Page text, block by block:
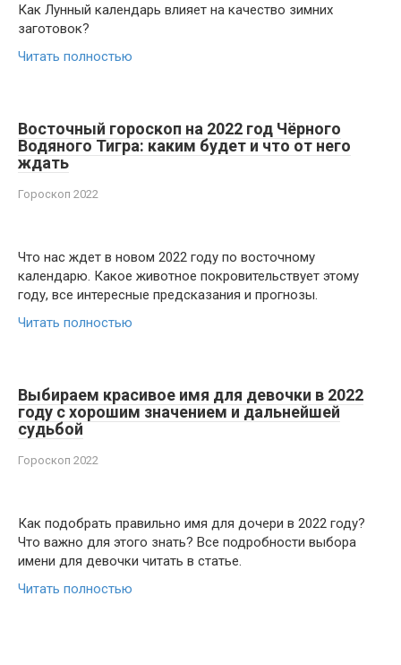
Как Лунный календарь влияет на качество зимних
заготовок?
Читать полностью
Восточный гороскоп на 2022 год Чёрного
Водяного Тигра: каким будет и что от него
ждать
Гороскоп 2022
Что нас ждет в новом 2022 году по восточному
календарю. Какое животное покровительствует этому
году, все интересные предсказания и прогнозы.
Читать полностью
Выбираем красивое имя для девочки в 2022
году с хорошим значением и дальнейшей
судьбой
Гороскоп 2022
Как подобрать правильно имя для дочери в 2022 году?
Что важно для этого знать? Все подробности выбора
имени для девочки читать в статье.
Читать полностью